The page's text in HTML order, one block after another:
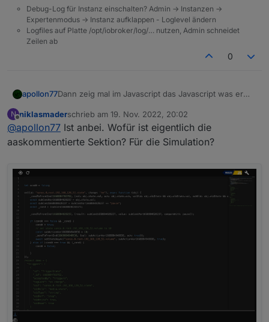
Debug-Log für Instanz einschalten? Admin -> Instanzen ->
Expertenmodus -> Instanz aufklappen - Loglevel ändern
Logfiles auf Platte /opt/iobroker/log/… nutzen, Admin schneidet
Zeilen ab
0
apollon77Dann zeig mal im Javascript das Javascript was er
"Rules/JS" Logo klicken
N
Offline
niklasmaderschrieb am 19. Nov. 2022, 20:02
zuletzt editiert von
@apollon77 Ist anbei. Wofür ist eigentlich die
aaskommentierte Sektion? Für die Simulation?